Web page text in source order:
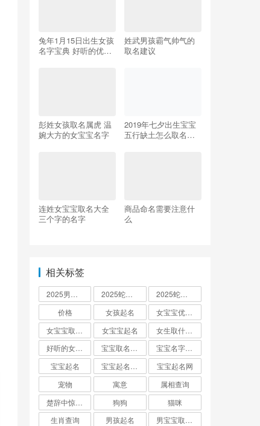
兔年1月15日出生女孩
名字宝典 好听的优雅
姓武男孩霸气帅气的
取名建议
彭姓女孩取名属虎 温
婉大方的女宝宝名字
2019年七夕出生宝宝
五行缺土怎么取名？
连姓女宝宝取名大全
三个字的名字
商品命名需要注意什
么
相关标签
价格
女孩起名
女宝宝起名
宝宝起名
宝宝起名网
宠物
寓意
属相查询
狗狗
猫咪
生肖查询
男孩起名